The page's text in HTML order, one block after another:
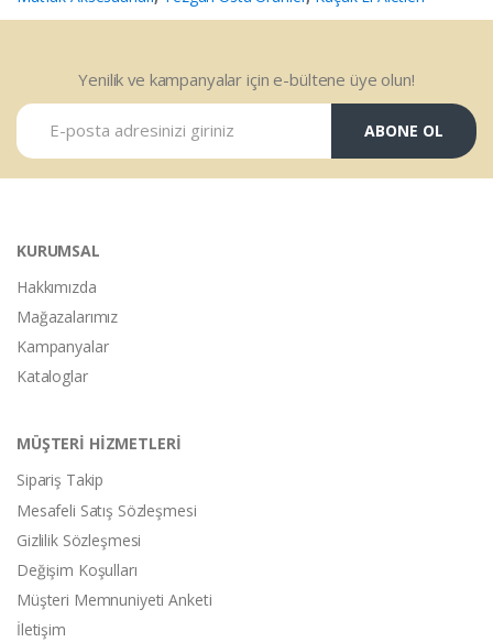
Yenilik ve kampanyalar için e-bültene üye olun!
ABONE OL
KURUMSAL
Hakkımızda
Mağazalarımız
Kampanyalar
Kataloglar
MÜŞTERİ HİZMETLERİ
Sipariş Takip
Mesafeli Satış Sözleşmesi
Gizlilik Sözleşmesi
Değişim Koşulları
Müşteri Memnuniyeti Anketi
İletişim